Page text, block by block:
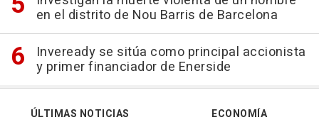
en el distrito de Nou Barris de Barcelona
Inveready se sitúa como principal accionista
y primer financiador de Enerside
ÚLTIMAS NOTICIAS
ECONOMÍA